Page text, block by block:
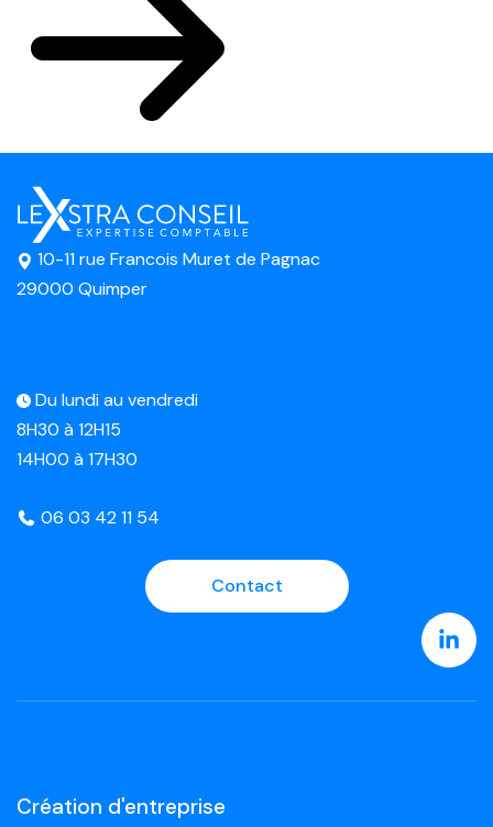
10-11 rue Francois Muret de Pagnac
29000 Quimper
Du lundi au vendredi
8H30 à 12H15
14H00 à 17H30
06 03 42 11 54
Contact
Création d'entreprise